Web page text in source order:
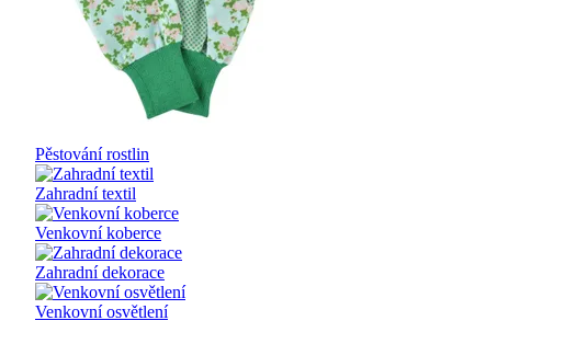
Pěstování rostlin
Zahradní textil
Venkovní koberce
Zahradní dekorace
Venkovní osvětlení